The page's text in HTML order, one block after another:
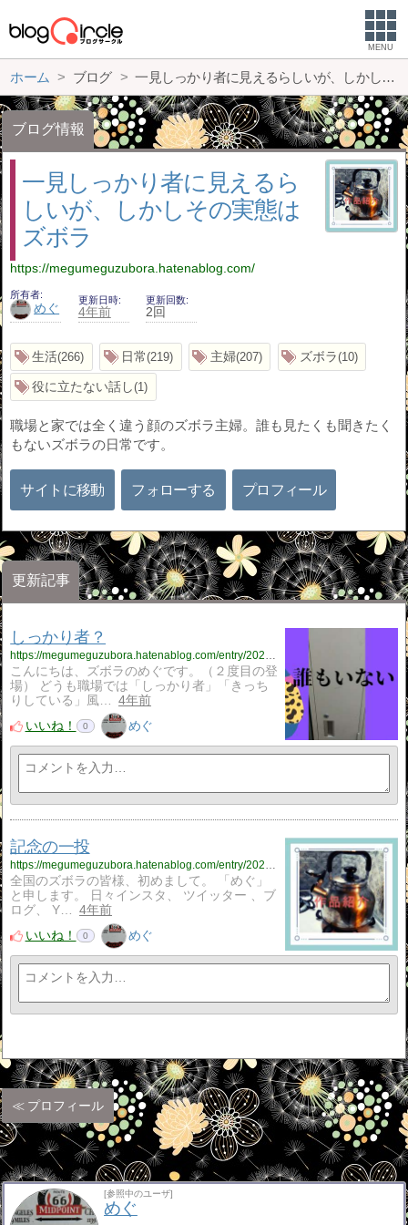
MENU
ホーム ブログ 一見しっかり者に見えるらしいが、しかしその実態はズボラ
ブログ情報
一見しっかり者に見えるら
しいが、しかしその実態は
ズボラ
https://megumeguzubora.hatenablog.com/
所有者
めぐ
更新日時
4年前
更新回数
2回
生活 266 日常 219 主婦 207 ズボラ 10
役に立たない話し 1
職場と家では全く違う顔のズボラ主婦。誰も見たくも聞きたく
もないズボラの日常です。
サイトに移動 フォローする プロフィール
更新記事
しっかり者？
こんにちは、ズボラのめぐです。（２度目の登
場） どうも職場では「しっかり者」「きっち
りしている」風…
4年前
いいね！
0 めぐ
記念の一投
全国のズボラの皆様、初めまして。 「めぐ」
と申します。 日々インスタ、 ツイッター 、ブ
ログ、 Y…
4年前
いいね！
0 めぐ
プロフィール
[参照中のユーザ]
めぐ